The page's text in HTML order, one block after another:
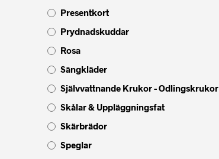
Presentkort
Prydnadskuddar
Rosa
Sängkläder
Självvattnande Krukor - Odlingskrukor
Skålar & Uppläggningsfat
Skärbrädor
Speglar